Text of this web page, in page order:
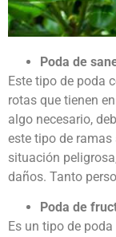
Poda de
Este tipo de poda
rotas que tienen
algo necesario,
este tipo de ramas
situación
daños. Tanto
Poda de
Es un tipo de